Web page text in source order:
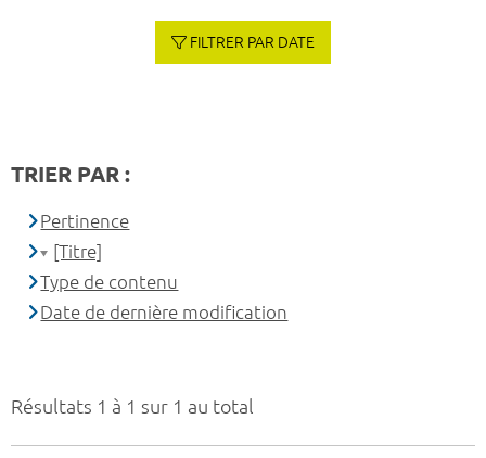
Résultats 1 à 1 sur 1 au total
FILTRER PAR DATE
TRIER PAR :
Pertinence
[Titre]
Type de contenu
Date de dernière modification